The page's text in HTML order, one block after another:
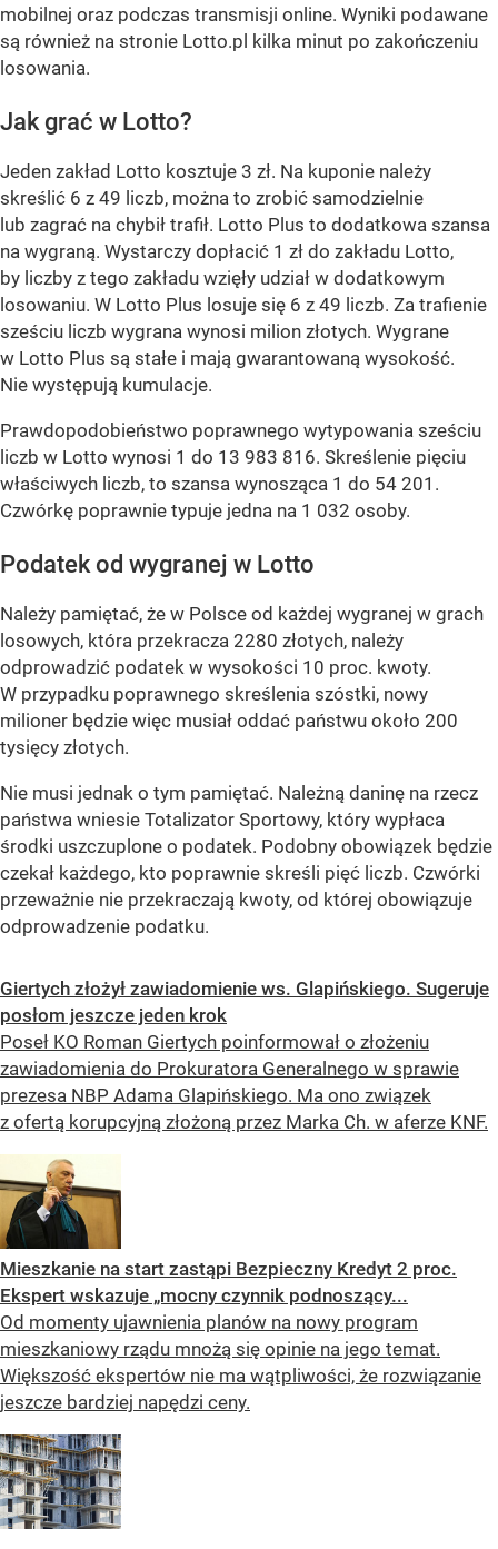
mobilnej oraz podczas transmisji online. Wyniki podawane
są również na stronie Lotto.pl kilka minut po zakończeniu
losowania.
Jak grać w Lotto?
Jeden zakład Lotto kosztuje 3 zł. Na kuponie należy
skreślić 6 z 49 liczb, można to zrobić samodzielnie
lub zagrać na chybił trafił. Lotto Plus to dodatkowa szansa
na wygraną. Wystarczy dopłacić 1 zł do zakładu Lotto,
by liczby z tego zakładu wzięły udział w dodatkowym
losowaniu. W Lotto Plus losuje się 6 z 49 liczb. Za trafienie
sześciu liczb wygrana wynosi milion złotych. Wygrane
w Lotto Plus są stałe i mają gwarantowaną wysokość.
Nie występują kumulacje.
Prawdopodobieństwo poprawnego wytypowania sześciu
liczb w Lotto wynosi 1 do 13 983 816. Skreślenie pięciu
właściwych liczb, to szansa wynosząca 1 do 54 201.
Czwórkę poprawnie typuje jedna na 1 032 osoby.
Podatek od wygranej w Lotto
Należy pamiętać, że w Polsce od każdej wygranej w grach
losowych, która przekracza 2280 złotych, należy
odprowadzić podatek w wysokości 10 proc. kwoty.
W przypadku poprawnego skreślenia szóstki, nowy
milioner będzie więc musiał oddać państwu około 200
tysięcy złotych.
Nie musi jednak o tym pamiętać. Należną daninę na rzecz
państwa wniesie Totalizator Sportowy, który wypłaca
środki uszczuplone o podatek. Podobny obowiązek będzie
czekał każdego, kto poprawnie skreśli pięć liczb. Czwórki
przeważnie nie przekraczają kwoty, od której obowiązuje
odprowadzenie podatku.
Giertych złożył zawiadomienie ws. Glapińskiego. Sugeruje
posłom jeszcze jeden krok
Poseł KO Roman Giertych poinformował o złożeniu
zawiadomienia do Prokuratora Generalnego w sprawie
prezesa NBP Adama Glapińskiego. Ma ono związek
z ofertą korupcyjną złożoną przez Marka Ch. w aferze KNF.
Mieszkanie na start zastąpi Bezpieczny Kredyt 2 proc.
Ekspert wskazuje „mocny czynnik podnoszący...
Od momenty ujawnienia planów na nowy program
mieszkaniowy rządu mnożą się opinie na jego temat.
Większość ekspertów nie ma wątpliwości, że rozwiązanie
jeszcze bardziej napędzi ceny.